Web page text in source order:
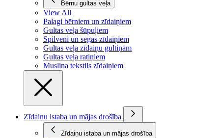
Bērnu gultas veļa
View All
Palagi bērniem un zīdaiņiem
Gultas veļa šūpuļiem
Spilveni un segas zīdaiņiem
Gultas veļa zīdaiņu gultiņām
Gultas veļa ratiņiem
Muslina tekstils zīdaiņiem
Zīdaiņu istaba un mājas drošība
Zīdaiņu istaba un mājas drošība